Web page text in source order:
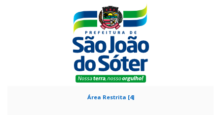
Área Restrita [4]